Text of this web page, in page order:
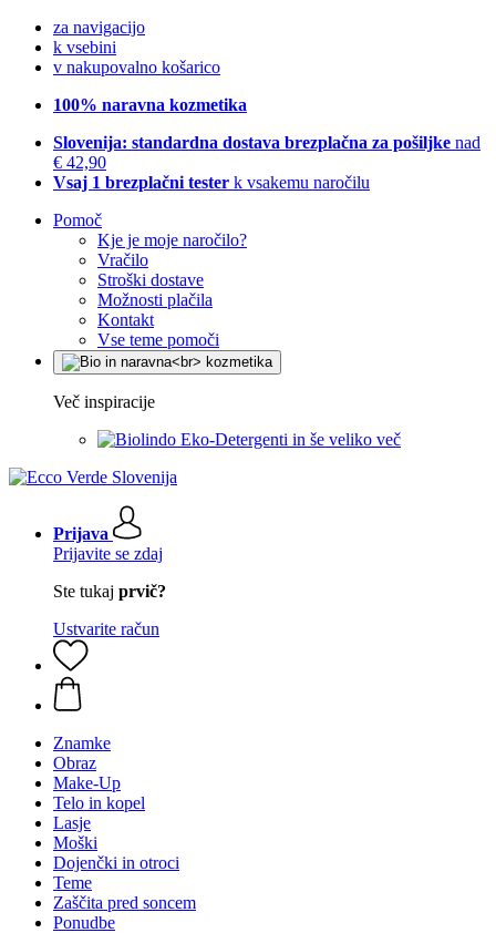
za navigacijo
k vsebini
v nakupovalno košarico
100% naravna kozmetika
Slovenija: standardna dostava brezplačna za pošiljke nad
€ 42,90
Vsaj 1 brezplačni tester k vsakemu naročilu
Pomoč
Kje je moje naročilo?
Vračilo
Stroški dostave
Možnosti plačila
Kontakt
Vse teme pomoči
Več inspiracije
Eko-Detergenti in še veliko več
Prijava
Prijavite se zdaj
Ste tukaj prvič?
Ustvarite račun
Znamke
Obraz
Make-Up
Telo in kopel
Lasje
Moški
Dojenčki in otroci
Teme
Zaščita pred soncem
Ponudbe